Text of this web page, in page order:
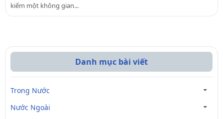
kiếm một không gian...
Danh mục bài viết
Trong Nước
Nước Ngoài